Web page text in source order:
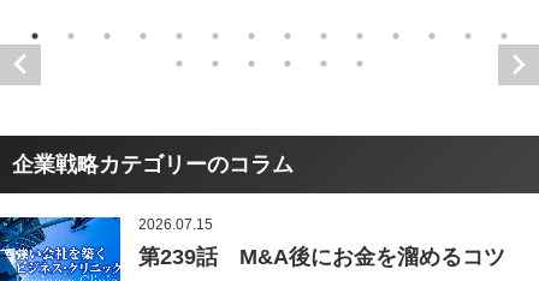
企業戦略カテゴリーのコラム
2026.07.15
第239話 M&A後にお金を溜めるコツ